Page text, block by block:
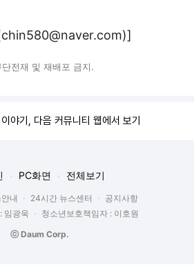
전재 및 재배포 금지.
야기, 다음 커뮤니티 웹에서 보기
PC화면 전체보기
내 24시간 뉴스센터
공지사항
임광욱
청소년보호책임자 : 이호원
ⓒ Daum Corp.